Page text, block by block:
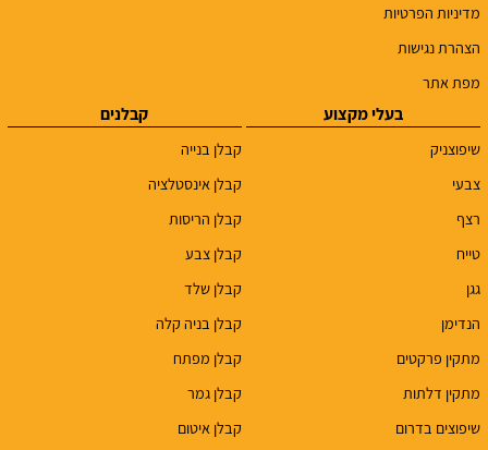
מדיניות הפרטיות
הצהרת נגישות
מפת אתר
בעלי מקצוע
שיפוצניק
צבעי
רצף
טייח
גגן
הנדימן
מתקין פרקטים
מתקין דלתות
שיפוצים בדרום
קבלנים
קבלן בנייה
קבלן אינסטלציה
קבלן הריסות
קבלן צבע
קבלן שלד
קבלן בניה קלה
קבלן מפתח
קבלן גמר
קבלן איטום